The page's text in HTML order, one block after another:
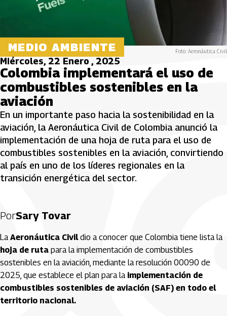
MEDIO AMBIENTE Foto: Aeronáutica Civil
Miércoles, 22 Enero , 2025
Colombia implementará el uso de
combustibles sostenibles en la
aviación
En un importante paso hacia la sostenibilidad en la
aviación, la Aeronáutica Civil de Colombia anunció la
implementación de una hoja de ruta para el uso de
combustibles sostenibles en la aviación, convirtiendo
al país en uno de los líderes regionales en la
transición energética del sector.
PorSary Tovar
LaAeronáutica Civildio a conocer que Colombia tiene lista la
hoja de ruta para la implementación de combustibles
sostenibles en la aviación, mediante la resolución 00090 de
2025, que establece el plan para laimplementación de
combustibles sostenibles de aviación (SAF) en todo el
territorio nacional.